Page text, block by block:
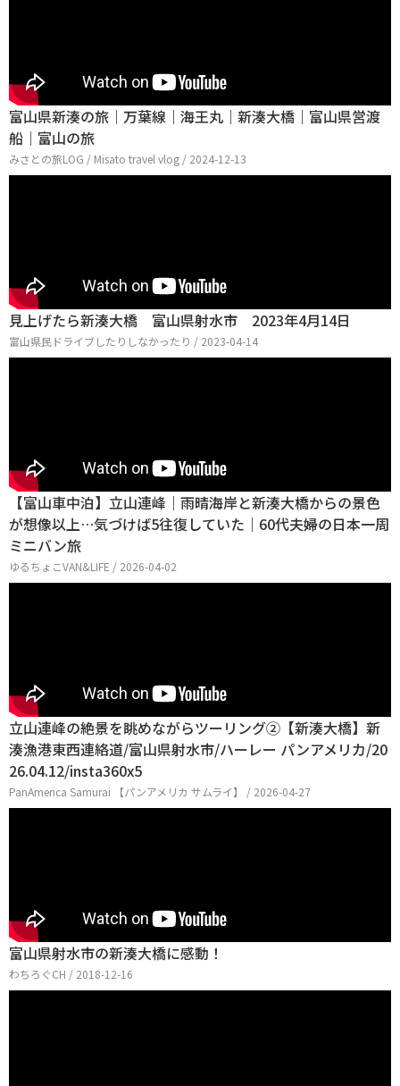
富山県新湊の旅｜万葉線｜海王丸｜新湊大橋｜富山県営渡
船｜富山の旅
みさとの旅LOG / Misato travel vlog / 2024-12-13
見上げたら新湊大橋 富山県射水市 2023年4月14日
富山県民ドライブしたりしなかったり / 2023-04-14
【富山車中泊】立山連峰｜雨晴海岸と新湊大橋からの景色
が想像以上…気づけば5往復していた｜60代夫婦の日本一周
ミニバン旅
ゆるちょこVAN&LIFE / 2026-04-02
立山連峰の絶景を眺めながらツーリング②【新湊大橋】新
湊漁港東西連絡道/富山県射水市/ハーレー パンアメリカ/20
26.04.12/insta360x5
PanAmerica Samurai 【パンアメリカ サムライ】 / 2026-04-27
富山県射水市の新湊大橋に感動！
わちろぐCH / 2018-12-16